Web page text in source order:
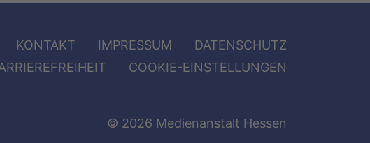
KONTAKT IMPRESSUM
DATENSCHUTZ
COOKIE-EINSTELLUNGEN
© 2026 Medienanstalt Hessen